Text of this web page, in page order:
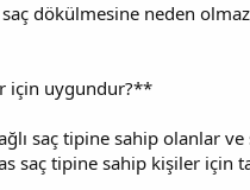
dökülmesine neden olmaz,
için uygundur?**
saç tipine sahip olanlar
saç tipine sahip kişiler için